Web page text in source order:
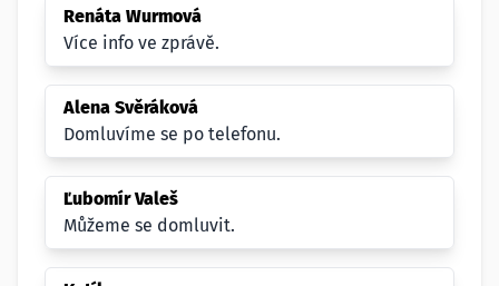
Renáta Wurmová
Více info ve zprávě.
Alena Svěráková
Domluvíme se po telefonu.
Ľubomír Valeš
Můžeme se domluvit.